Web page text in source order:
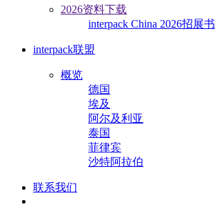
2026资料下载
interpack China 2026招展书
interpack联盟
概览
德国
埃及
阿尔及利亚
泰国
菲律宾
沙特阿拉伯
联系我们